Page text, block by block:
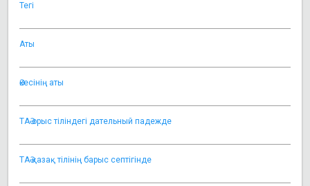
Тегі
Аты
Әкесінің аты
ТАӘ орыс тіліндегі дательный падежде
ТАӘ қазақ тілінің барыс септігінде